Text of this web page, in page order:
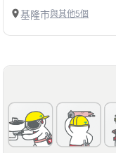
基隆市與其他5個